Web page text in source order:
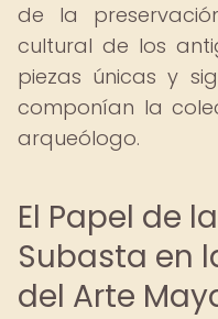
de la
cultural de los
piezas únicas y
componían la
arqueólogo.
El Papel de
Subasta en
del Arte